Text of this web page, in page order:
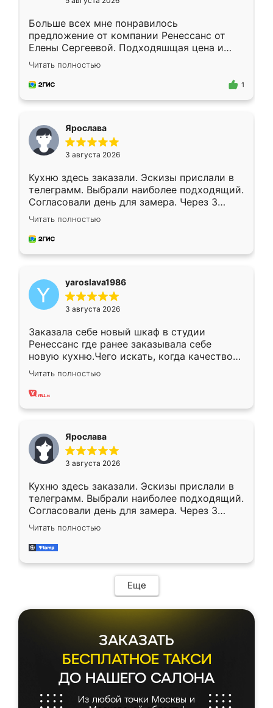
Больше всех мне понравилось
предложение от компании Ренессанс от
Елены Сергеевой. Подходяшщая цена и
короткие сроки изготовления. Приехавший
для замера сотрудник Владислав
предложил по моему эскизу самый
Читать полностью
1
Ярослава
3 августа 2026
Кухню здесь заказали. Эскизы прислали в
телеграмм. Выбрали наиболее подходящий.
Согласовали день для замера. Через 3
недели кухня была уже готова. Остались
довольны работой. Спасибо Ренессанс
мебель за качественную работу!
Читать полностью
yaroslava1986
3 августа 2026
Заказала себе новый шкаф в студии
Ренессанс где ранее заказывала себе
новую кухню.Чего искать, когда качеством
вполне довольна. Служит кухня уже почти
два года, нареканий нет.
Читать полностью
Ярослава
3 августа 2026
Кухню здесь заказали. Эскизы прислали в
телеграмм. Выбрали наиболее подходящий.
Согласовали день для замера. Через 3
недели кухня была уже готова. Остались
довольны работой. Спасибо Ренессанс
мебель за качественную работу!
Читать полностью
Еще
ЗАКАЗАТЬ
БЕСПЛАТНОЕ ТАКСИ
ДО НАШЕГО САЛОНА
Из любой точки Москвы и